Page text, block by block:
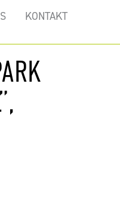
KONTAKT